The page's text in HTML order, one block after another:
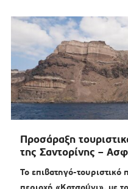
Προσάραξη
της Σαντορίνης –
Το επιβατηγό-